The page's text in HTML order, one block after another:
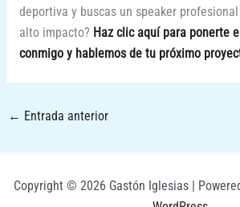
deportiva y buscas un speaker
alto impacto? Haz clic aquí para ponerte
conmigo y hablemos de tu próximo
← Entrada anterior
Copyright © 2026 Gastón Iglesias |